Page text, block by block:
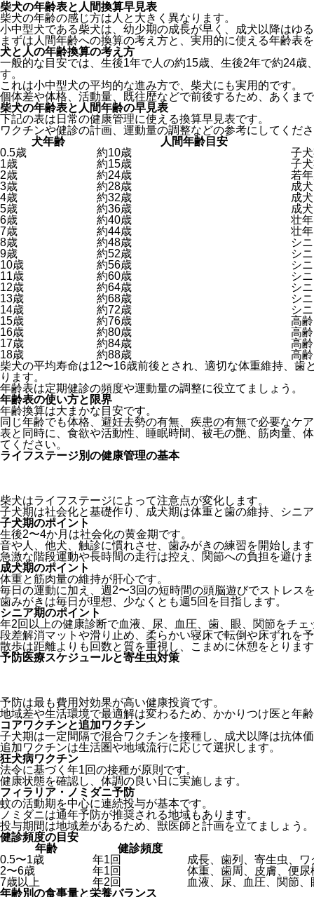
柴犬の年齢表と人間換算早見表
柴犬の年齢の感じ方は人と大きく異なります。
小中型犬である柴犬は、幼少期の成長が早く、成犬以降はゆ
まずは人間年齢への換算の考え方と、実用的に使える年齢表
犬と人の年齢換算の考え方
一般的な目安では、生後1年で人の約15歳、生後2年で約24歳
す。
これは小中型犬の平均的な進み方で、柴犬にも実用的です。
個体差や体格、活動量、既往歴などで前後するため、あくま
柴犬の年齢表と人間年齢の早見表
下記の表は日常の健康管理に使える換算早見表です。
ワクチンや健診の計画、運動量の調整などの参考にしてくだ
犬年齢
人間年齢目安
0.5歳
約10歳
子
1歳
約15歳
子
2歳
約24歳
若
3歳
約28歳
成犬
4歳
約32歳
成犬
5歳
約36歳
成犬
6歳
約40歳
壮年
7歳
約44歳
壮年
8歳
約48歳
シ
9歳
約52歳
シ
10歳
約56歳
シ
11歳
約60歳
シ
12歳
約64歳
シ
13歳
約68歳
シ
14歳
約72歳
シ
15歳
約76歳
高齢
16歳
約80歳
高齢
17歳
約84歳
高齢
18歳
約88歳
高齢
柴犬の平均寿命は12〜16歳前後とされ、適切な体重維持、歯
ります。
年齢表は定期健診の頻度や運動量の調整に役立てましょう。
年齢表の使い方と限界
年齢換算は大まかな目安です。
同じ年齢でも体格、避妊去勢の有無、疾患の有無で必要なケ
表と同時に、食欲や活動性、睡眠時間、被毛の艶、筋肉量、
てください。
ライフステージ別の健康管理の基本
柴犬はライフステージによって注意点が変化します。
子犬期は社会化と基礎作り、成犬期は体重と歯の維持、シニ
子犬期のポイント
生後2〜4か月は社会化の黄金期です。
音や人、他犬、触診に慣れさせ、歯みがきの練習を開始しま
急激な階段運動や長時間の走行は控え、関節への負担を避け
成犬期のポイント
体重と筋肉量の維持が肝心です。
毎日の運動に加え、週2〜3回の短時間の頭脳遊びでストレス
歯みがきは毎日が理想、少なくとも週5回を目指します。
シニア期のポイント
年2回以上の健康診断で血液、尿、血圧、歯、眼、関節をチェ
段差解消マットや滑り止め、柔らかい寝床で転倒や床ずれを
散歩は距離よりも回数と質を重視し、こまめに休憩をとりま
予防医療スケジュールと寄生虫対策
予防は最も費用対効果が高い健康投資です。
地域差や生活環境で最適解は変わるため、かかりつけ医と年
コアワクチンと追加ワクチン
子犬期は一定間隔で混合ワクチンを接種し、成犬以降は抗体
追加ワクチンは生活圏や地域流行に応じて選択します。
狂犬病ワクチン
法令に基づく年1回の接種が原則です。
健康状態を確認し、体調の良い日に実施します。
フィラリア・ノミダニ予防
蚊の活動期を中心に連続投与が基本です。
ノミダニは通年予防が推奨される地域もあります。
投与期間は地域差があるため、獣医師と計画を立てましょう。
健診頻度の目安
年齢
健診頻度
0.5〜1歳
年1回
成長、歯列、寄生虫、ワ
2〜6歳
年1回
体重、歯周、皮膚、便尿
7歳以上
年2回
血液、尿、血圧、関節、
年齢別の食事量と栄養バランス